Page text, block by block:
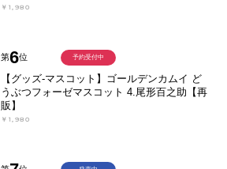
￥1,980
第6位
【グッズ-マスコット】ゴールデンカムイ ど
うぶつフォーゼマスコット 4.尾形百之助【再
販】
￥1,980
予約受付中